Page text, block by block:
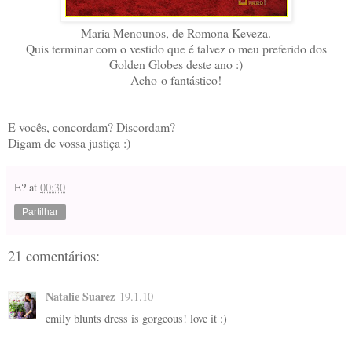
Maria Menounos, deRomona Keveza.
Quis terminar com o vestido que é talvez o meu preferido dos
Golden Globes deste ano :)
Acho-o fantástico!
E vocês, concordam? Discordam?
Digam de vossa justiça :)
E? at 00:30
Partilhar
21 comentários:
Natalie Suarez 19.1.10
emily blunts dress is gorgeous! love it :)